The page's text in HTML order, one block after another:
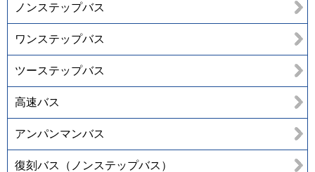
ノンステップバス
ワンステップバス
ツーステップバス
高速バス
アンパンマンバス
復刻バス（ノンステップバス）